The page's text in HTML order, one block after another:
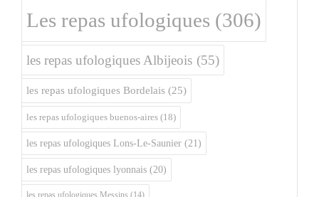
Les repas ufologiques (306)
les repas ufologiques Albijeois (55)
les repas ufologiques Bordelais (25)
les repas ufologiques buenos-aires (18)
les repas ufologiques Lons-Le-Saunier (21)
les repas ufologiques lyonnais (20)
les repas ufologiques Messins (14)